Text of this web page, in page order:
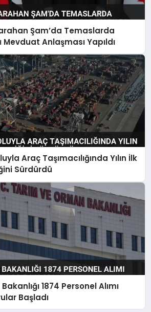
Şam’da Temaslarda
Mevduat Anlaşması Yapıldı
Araç Taşımacılığında Yılın İlk
Sürdürdü
1874 Personel Alımı
Başladı